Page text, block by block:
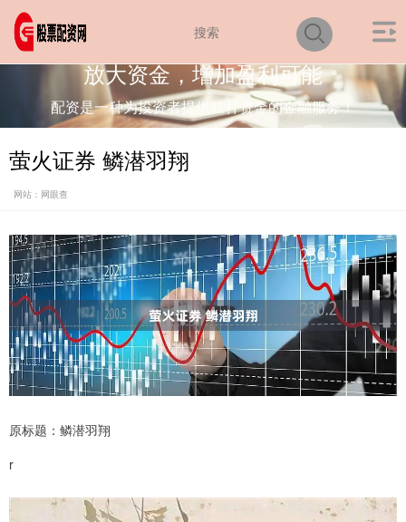
放大资金，增加盈利可能
配资是一种为投资者提供杠杆资金的金融服务！
萤火证券 鳞潜羽翔
网站：网眼查
原标题：鳞潜羽翔
r